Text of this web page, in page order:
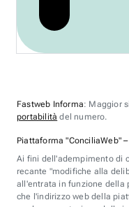
Fastweb Informa: Maggior
portabilità del numero.
Piattaforma "ConciliaWeb"
Ai fini dell'adempimento di
recante "modifiche alla
all'entrata in funzione della
che l'indirizzo web della